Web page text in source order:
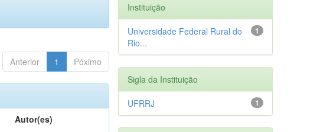
Anterior 1 Póximo
Autor(es)
Instituição
1
Universidade Federal Rural do
Rio...
Sigla da Instituição
1
UFRRJ